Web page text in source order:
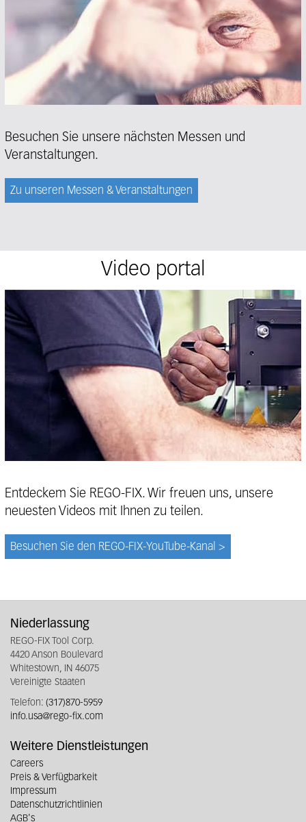
Besuchen Sie unsere nächsten Messen und
Veranstaltungen.
Zu unseren Messen & Veranstaltungen
Video portal
Entdeckem Sie REGO-FIX. Wir freuen uns, unsere
neuesten Videos mit Ihnen zu teilen.
Besuchen Sie den REGO-FIX-YouTube-Kanal >
Niederlassung
REGO-FIX Tool Corp.
4420 Anson Boulevard
Whitestown, IN 46075
Vereinigte Staaten
Telefon: (317)870-5959
info.usa@rego-fix.com
Weitere Dienstleistungen
Careers
Preis & Verfügbarkeit
Impressum
Datenschutzrichtlinien
AGB's